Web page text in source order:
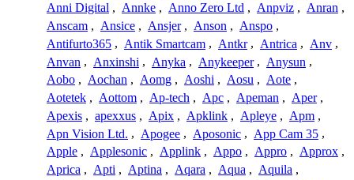
Anni Digital , Annke , Anno Zero Ltd , Anpviz , Anran ,
Anscam , Ansice , Ansjer , Anson , Anspo ,
Antifurto365 , Antik Smartcam , Antkr , Antrica , Anv ,
Anvan , Anxinshi , Anyka , Anykeeper , Anysun ,
Aobo , Aochan , Aomg , Aoshi , Aosu , Aote ,
Aotetek , Aottom , Ap-tech , Apc , Apeman , Aper ,
Apexis , apexxus , Apix , Apklink , Apleye , Apm ,
Apn Vision Ltd. , Apogee , Aposonic , App Cam 35 ,
Apple , Applesonic , Applink , Appo , Appro , Approx ,
Aprica , Apti , Aptina , Aqara , Aqua , Aquila ,